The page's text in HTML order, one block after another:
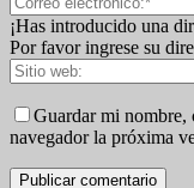
¡Has introducido una
Por favor ingrese su
Guardar mi nombre,
navegador la próxima